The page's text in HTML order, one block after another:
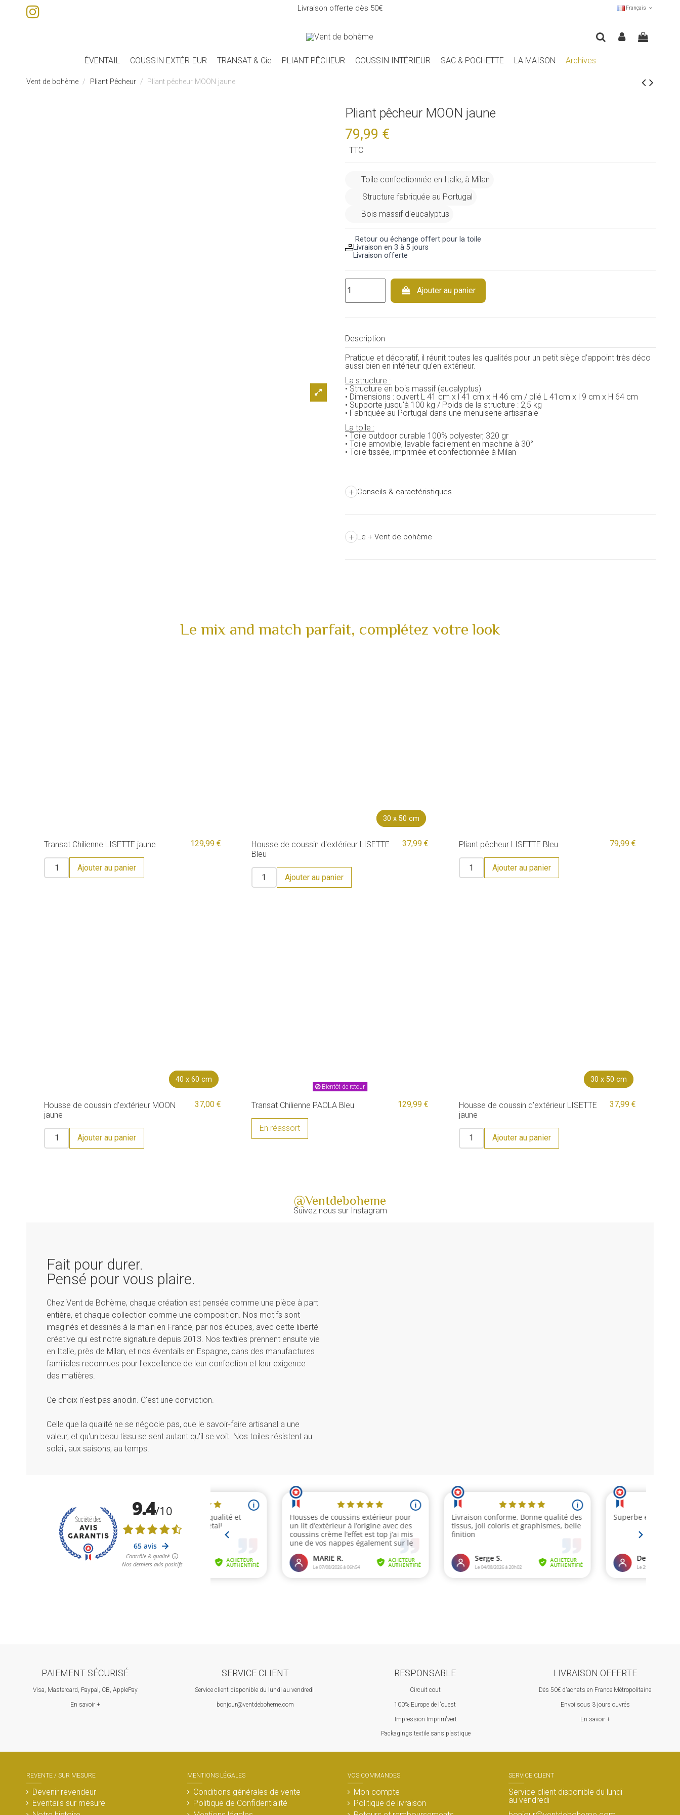
Livraison offerte dès 50€ Français
ÉVENTAIL COUSSIN EXTÉRIEUR TRANSAT & Cie PLIANT PÊCHEUR COUSSIN INTÉRIEUR SAC & POCHETTE LA MAISON Archives
Vent de bohème Pliant Pêcheur Pliant pêcheur MOON jaune
Pliant pêcheur MOON jaune
79,99 €
TTC
Toile confectionnée en Italie, à Milan
Structure fabriquée au Portugal
Bois massif d'eucalyptus
Retour ou échange offert pour la toile
Livraison en 3 à 5 jours
Livraison offerte
Ajouter au panier
Description
Pratique et décoratif, il réunit toutes les qualités pour un petit siège d’appoint très déco
aussi bien en intérieur qu’en extérieur.
La structure :
• Structure en bois massif (eucalyptus)
• Dimensions : ouvert L 41 cm x l 41 cm x H 46 cm / plié L 41cm x l 9 cm x H 64 cm
• Supporte jusqu'à 100 kg / Poids de la structure : 2,5 kg
• Fabriquée au Portugal dans une menuiserie artisanale
La toile :
• Toile outdoor durable 100% polyester, 320 gr
• Toile amovible, lavable facilement en machine à 30°
• Toile tissée, imprimée et confectionnée à Milan
+ Conseils & caractéristiques
+ Le + Vent de bohème
Le mix and match parfait, complétez votre look
Transat Chilienne LISETTE jaune 129,99 €
Ajouter au panier
30 x 50 cm
30 x 50 cm
Housse de coussin d'extérieur LISETTE
Bleu
37,99 €
Ajouter au panier
Pliant pêcheur LISETTE Bleu 79,99 €
Ajouter au panier
40 x 60 cm
40 x 60 cm
Housse de coussin d'extérieur MOON
jaune
37,00 €
Ajouter au panier
Bientôt de retour
Transat Chilienne PAOLA Bleu 129,99 €
En réassort
30 x 50 cm
30 x 50 cm
Housse de coussin d'extérieur LISETTE
jaune
37,99 €
Ajouter au panier
@Ventdeboheme
Suivez nous sur Instagram
Fait pour durer.
Pensé pour vous plaire.
Chez Vent de Bohème, chaque création est pensée comme une pièce à part
entière, et chaque collection comme une composition. Nos motifs sont
imaginés et dessinés à la main en France, par nos équipes, avec cette liberté
créative qui est notre signature depuis 2013. Nos textiles prennent ensuite vie
en Italie, près de Milan, et nos éventails en Espagne, dans des manufactures
familiales reconnues pour l'excellence de leur confection et leur exigence
des matières.
Ce choix n'est pas anodin. C'est une conviction.
Celle que la qualité ne se négocie pas, que le savoir-faire artisanal a une
valeur, et qu'un beau tissu se sent autant qu'il se voit. Nos toiles résistent au
soleil, aux saisons, au temps.
PAIEMENT SÉCURISÉ
Visa, Mastercard, Paypal, CB, ApplePay
En savoir +
SERVICE CLIENT
Service client disponible du lundi au vendredi
bonjour@ventdeboheme.com
RESPONSABLE
Circuit cout
100% Europe de l'ouest
Impression Imprim'vert
Packagings textile sans plastique
LIVRAISON OFFERTE
Dès 50€ d'achats en France Métropolitaine
Envoi sous 3 jours ouvrés
En savoir +
REVENTE / SUR MESURE
Devenir revendeur
Eventails sur mesure
MENTIONS LÉGALES
Conditions générales de vente
Politique de Confidentialité
VOS COMMANDES
Mon compte
Politique de livraison
SERVICE CLIENT
Service client disponible du lundi
au vendredi